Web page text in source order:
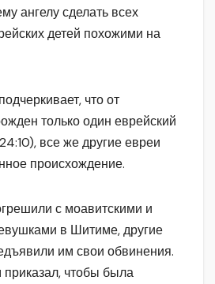
ангелу сделать всех
детей похожими на
что от
только один еврейский
24:10), все же другие евреи
происхождение.
с моавитскими и
в Шитиме, другие
им свои обвинения.
чтобы была